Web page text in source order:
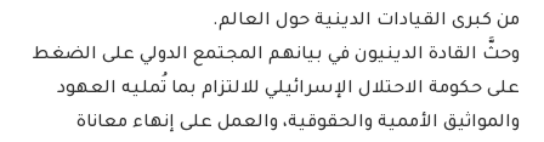
من كبرى القيادات الدينية حول العالم.
وحثَّ القادة الدينيون في بيانهم المجتمع الدولي على الضغط
على حكومة الاحتلال الإسرائيلي للالتزام بما تُمليه العهود
والمواثيق الأممية والحقوقية، والعمل على إنهاء معاناة